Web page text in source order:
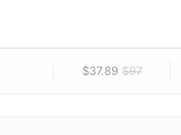
$37.89 $97